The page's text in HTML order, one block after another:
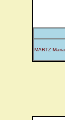
MARTZ Maria